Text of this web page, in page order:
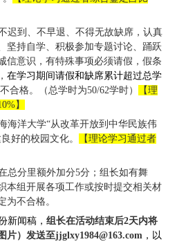
迟到、不早退、不得无故缺席，认真
坚持自学、积极参加专题讨论、踊跃
信意识，有特殊事项必须请假，假条
在学习期间请假和缺席累计超过总学
合格。（总学时为50/62学时）
【理
】
海洋大学“从改革开放到中华民族伟
好的校园文化。
【理论学习通过者
总分里额外加分5分；组长如有舞
本组开展各项工作或按时提交相关材
为不合格。
新闻稿， 组长在活动结束后2天内将
片）发送至jjglxy1984@163.com ，以